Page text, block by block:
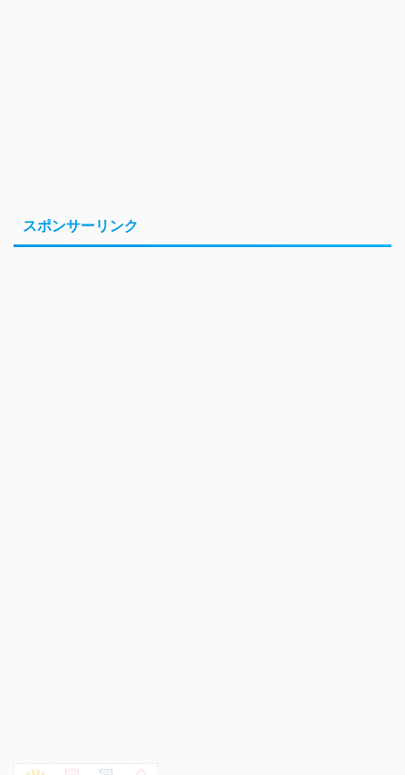
スポンサーリンク